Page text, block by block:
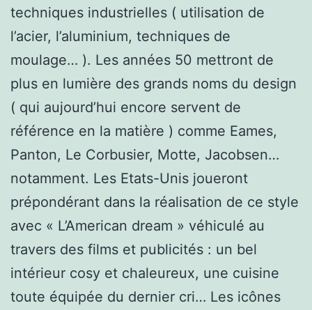
techniques industrielles ( utilisation de
l’acier, l’aluminium, techniques de
moulage… ). Les années 50 mettront de
plus en lumière des grands noms du design
( qui aujourd’hui encore servent de
référence en la matière ) comme Eames,
Panton, Le Corbusier, Motte, Jacobsen…
notamment. Les Etats-Unis joueront
prépondérant dans la réalisation de ce style
avec « L’American dream » véhiculé au
travers des films et publicités : un bel
intérieur cosy et chaleureux, une cuisine
toute équipée du dernier cri… Les icônes